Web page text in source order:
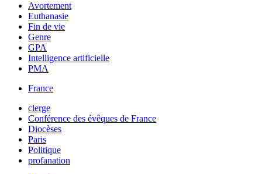
Avortement
Euthanasie
Fin de vie
Genre
GPA
Intelligence artificielle
PMA
France
clerge
Conférence des évêques de France
Diocèses
Paris
Politique
profanation